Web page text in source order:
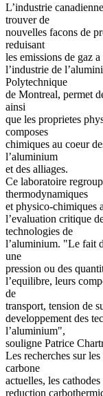
L’industrie
trouver de
nouvelles facons de
reduisant
les emissions de gaz
l’industrie de
Polytechnique
de Montreal, permet
ainsi
que les proprietes
composes
chimiques au coeur
l’aluminium
et des alliages.
Ce laboratoire
thermodynamiques
et physico-chimiques
l’evaluation critique
technologies de
l’aluminium. "Le fait
une
pression ou des
l’equilibre, leurs
de
transport, tension de
developpement des
l’aluminium",
souligne Patrice
Les recherches sur
carbone
actuelles, les
reduction